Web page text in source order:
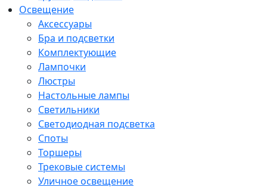
Освещение
Аксессуары
Бра и подсветки
Комплектующие
Лампочки
Люстры
Настольные лампы
Светильники
Светодиодная подсветка
Споты
Торшеры
Трековые системы
Уличное освещение